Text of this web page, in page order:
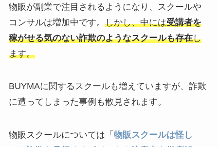
物販が副業で注目されるようになり、スクールや
コンサルは増加中です。 しかし、中には受講者を
稼がせる気のない詐欺のようなスクールも存在し
ます。
BUYMAに関するスクールも増えていますが、詐欺
に遭ってしまった事例も散見されます。
物販スクールについては「 物販スクールは怪し